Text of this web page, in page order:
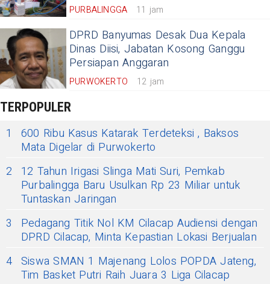
PURBALINGGA 11 jam
DPRD Banyumas Desak Dua Kepala
Dinas Diisi, Jabatan Kosong Ganggu
Persiapan Anggaran
PURWOKERTO 12 jam
TERPOPULER
1
600 Ribu Kasus Katarak Terdeteksi , Baksos
Mata Digelar di Purwokerto
2
12 Tahun Irigasi Slinga Mati Suri, Pemkab
Purbalingga Baru Usulkan Rp 23 Miliar untuk
Tuntaskan Jaringan
3
Pedagang Titik Nol KM Cilacap Audiensi dengan
DPRD Cilacap, Minta Kepastian Lokasi Berjualan
4 Siswa SMAN 1 Majenang Lolos POPDA Jateng,
Tim Basket Putri Raih Juara 3 Liga Cilacap